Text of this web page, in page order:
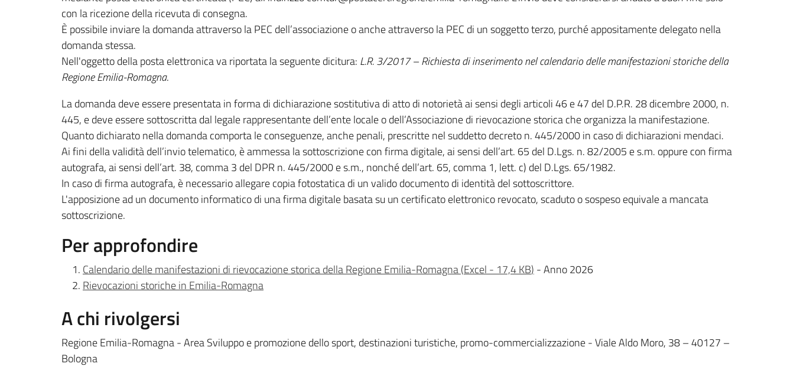
con la ricezione della ricevuta di consegna.
È possibile inviare la domanda attraverso la PEC dell’associazione o anche attraverso la PEC di un soggetto terzo, purché appositamente delegato nella
domanda stessa.
Nell'oggetto della posta elettronica va riportata la seguente dicitura: L.R. 3/2017 – Richiesta di inserimento nel calendario delle manifestazioni storiche della
Regione Emilia-Romagna.
La domanda deve essere presentata in forma di dichiarazione sostitutiva di atto di notorietà ai sensi degli articoli 46 e 47 del D.P.R. 28 dicembre 2000, n.
445, e deve essere sottoscritta dal legale rappresentante dell’ente locale o dell’Associazione di rievocazione storica che organizza la manifestazione.
Quanto dichiarato nella domanda comporta le conseguenze, anche penali, prescritte nel suddetto decreto n. 445/2000 in caso di dichiarazioni mendaci.
Ai fini della validità dell’invio telematico, è ammessa la sottoscrizione con firma digitale, ai sensi dell’art. 65 del D.Lgs. n. 82/2005 e s.m. oppure con firma
autografa, ai sensi dell’art. 38, comma 3 del DPR n. 445/2000 e s.m., nonché dell’art. 65, comma 1, lett. c) del D.Lgs. 65/1982.
In caso di firma autografa, è necessario allegare copia fotostatica di un valido documento di identità del sottoscrittore.
L'apposizione ad un documento informatico di una firma digitale basata su un certificato elettronico revocato, scaduto o sospeso equivale a mancata
sottoscrizione.
Per approfondire
Calendario delle manifestazioni di rievocazione storica della Regione Emilia-Romagna(Excel - 17,4 KB) - Anno 2026
Rievocazioni storiche in Emilia-Romagna
A chi rivolgersi
Regione Emilia-Romagna - Area Sviluppo e promozione dello sport, destinazioni turistiche, promo-commercializzazione - Viale Aldo Moro, 38 – 40127 –
Bologna